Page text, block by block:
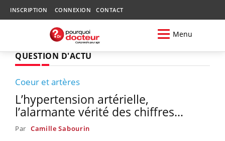
INSCRIPTION CONNEXION CONTACT
Menu
QUESTION D'ACTU
Coeur et artères
L’hypertension artérielle,
l’alarmante vérité des chiffres…
Par Camille Sabourin